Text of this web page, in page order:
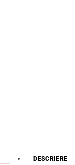
DESCRIERE